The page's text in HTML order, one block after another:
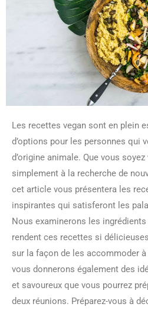
Les recettes vegan sont en plein
d’options pour les personnes qui
d’origine animale. Que vous
simplement à la recherche de
cet article vous présentera les
inspirantes qui satisferont les
Nous examinerons les
rendent ces recettes si
sur la façon de les accommoder
vous donnerons également des
et savoureux que vous pourrez
deux réunions. Préparez-vous à